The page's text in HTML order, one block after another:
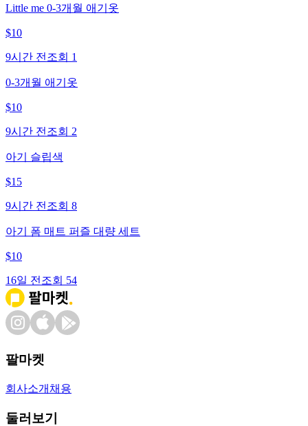
Little me 0-3개월 애기옷
$10
9시간 전 조회 1
0-3개월 애기옷
$10
9시간 전 조회 2
아기 슬립색
$15
9시간 전 조회 8
아기 폼 매트 퍼즐 대량 세트
$10
16일 전 조회 54
팔마켓
회사소개 채용
둘러보기